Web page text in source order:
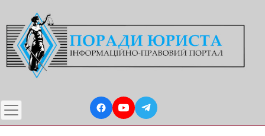
до
основного
вмісту